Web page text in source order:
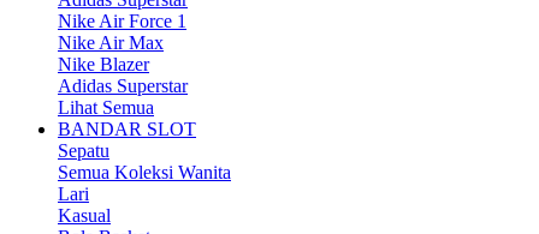
Nike Air Force 1
Nike Air Max
Nike Blazer
Adidas Superstar
Lihat Semua
BANDAR SLOT
Sepatu
Semua Koleksi Wanita
Lari
Kasual